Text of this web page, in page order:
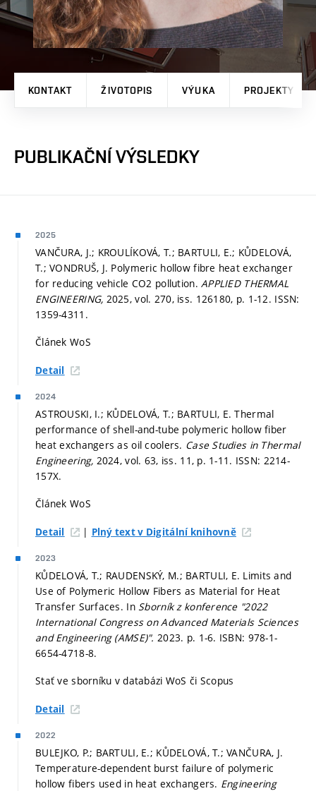
KONTAKT ŽIVOTOPIS VÝUKA PROJEKTY
PUBLIKAČNÍ VÝSLEDKY
2025
VANČURA, J.; KROULÍKOVÁ, T.; BARTULI, E.; KŮDELOVÁ,
T.; VONDRUŠ, J. Polymeric hollow fibre heat exchanger
for reducing vehicle CO2 pollution.APPLIED THERMAL
ENGINEERING, 2025, vol. 270, iss. 126180, p. 1-12. ISSN:
1359-4311.
Článek WoS
Detail
2024
ASTROUSKI, I.; KŮDELOVÁ, T.; BARTULI, E. Thermal
performance of shell-and-tube polymeric hollow fiber
heat exchangers as oil coolers. Case Studies in Thermal
Engineering, 2024, vol. 63, iss. 11, p. 1-11. ISSN: 2214-
157X.
Článek WoS
Detail | Plný text v Digitální knihovně
2023
KŮDELOVÁ, T.; RAUDENSKÝ, M.; BARTULI, E. Limits and
Use of Polymeric Hollow Fibers as Material for Heat
Transfer Surfaces. In Sborník z konference "2022
International Congress on Advanced Materials Sciences
and Engineering (AMSE)". 2023. p. 1-6. ISBN: 978-1-
6654-4718-8.
Stať ve sborníku v databázi WoS či Scopus
Detail
2022
BULEJKO, P.; BARTULI, E.; KŮDELOVÁ, T.; VANČURA, J.
Temperature-dependent burst failure of polymeric
hollow fibers used in heat exchangers. Engineering